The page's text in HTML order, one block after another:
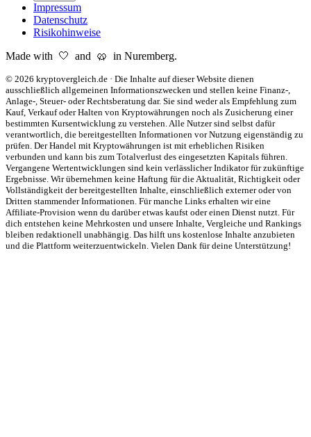
Impressum
Datenschutz
Risikohinweise
Made with 🤍 and 🥨 in Nuremberg.
© 2026 kryptovergleich.de · Die Inhalte auf dieser Website dienen
ausschließlich allgemeinen Informationszwecken und stellen keine Finanz-,
Anlage-, Steuer- oder Rechtsberatung dar. Sie sind weder als Empfehlung zum
Kauf, Verkauf oder Halten von Kryptowährungen noch als Zusicherung einer
bestimmten Kursentwicklung zu verstehen. Alle Nutzer sind selbst dafür
verantwortlich, die bereitgestellten Informationen vor Nutzung eigenständig zu
prüfen. Der Handel mit Kryptowährungen ist mit erheblichen Risiken
verbunden und kann bis zum Totalverlust des eingesetzten Kapitals führen.
Vergangene Wertentwicklungen sind kein verlässlicher Indikator für zukünftige
Ergebnisse. Wir übernehmen keine Haftung für die Aktualität, Richtigkeit oder
Vollständigkeit der bereitgestellten Inhalte, einschließlich externer oder von
Dritten stammender Informationen. Für manche Links erhalten wir eine
Affiliate-Provision wenn du darüber etwas kaufst oder einen Dienst nutzt. Für
dich entstehen keine Mehrkosten und unsere Inhalte, Vergleiche und Rankings
bleiben redaktionell unabhängig. Das hilft uns kostenlose Inhalte anzubieten
und die Plattform weiterzuentwickeln. Vielen Dank für deine Unterstützung!